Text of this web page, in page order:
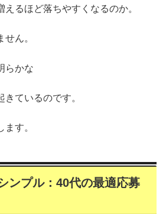
るほど落ちやすくなるのか。
ん。
らかな
きているのです。
す。
プル：40代の最適応募